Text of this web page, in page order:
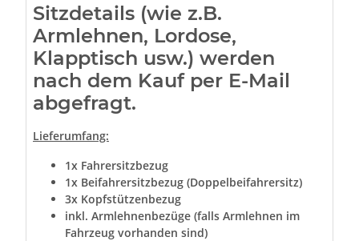
Sitzdetails (wie z.B.
Armlehnen, Lordose,
Klapptisch usw.) werden
nach dem Kauf per E-Mail
abgefragt.
Lieferumfang:
1x Fahrersitzbezug
1x Beifahrersitzbezug (Doppelbeifahrersitz)
3x Kopfstützenbezug
inkl. Armlehnenbezüge (falls Armlehnen im
Fahrzeug vorhanden sind)